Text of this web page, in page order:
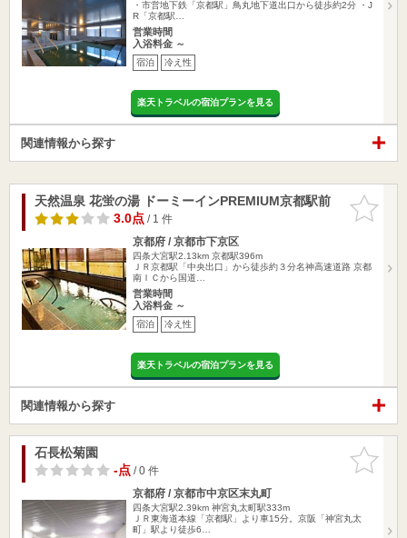
・市営地下鉄「京都駅」鳥丸地下道出口から徒歩約2分 ・J
R「京都駅…
営業時間
入浴料金 ～
宿泊 冷え性
楽天トラベルの宿泊プランを見る
関連情報から探す
お気に入
りに追加
天然温泉 花蛍の湯 ドーミーインPREMIUM京都駅前
3.0点/ 1 件
京都府 / 京都市下京区
四条大宮駅2.13km 京都駅396m
ＪＲ京都駅「中央出口」から徒歩約３分名神高速道路 京都
南ＩＣから国道…
営業時間
入浴料金 ～
宿泊 冷え性
楽天トラベルの宿泊プランを見る
関連情報から探す
お気に入
りに追加
石長松菊園
-点/ 0 件
京都府 / 京都市中京区末丸町
四条大宮駅2.39km 神宮丸太町駅333m
ＪＲ東海道本線「京都駅」より車15分。京阪「神宮丸太
町」駅より徒歩6…